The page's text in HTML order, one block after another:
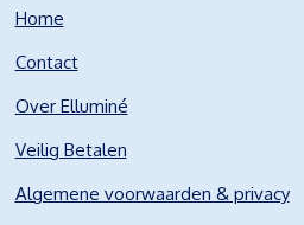
Home
Contact
Over Elluminé
Veilig Betalen
Algemene voorwaarden & privacy